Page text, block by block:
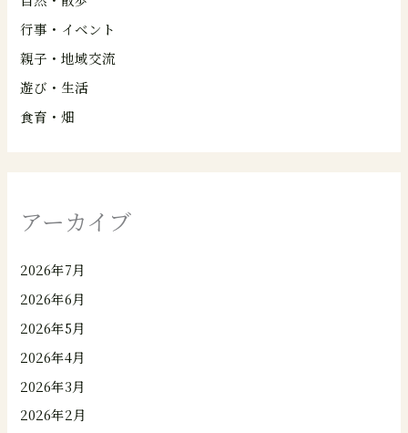
行事・イベント
親子・地域交流
遊び・生活
食育・畑
アーカイブ
2026年7月
2026年6月
2026年5月
2026年4月
2026年3月
2026年2月